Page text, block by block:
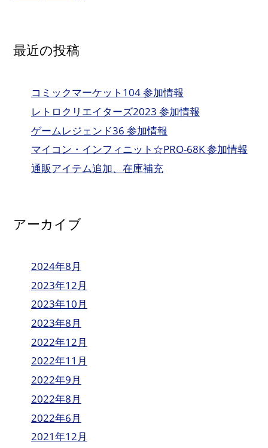
最近の投稿
コミックマーケット104 参加情報
レトロクリエイターズ2023 参加情報
ゲームレジェンド36 参加情報
マイコン・インフィニット☆PRO-68K 参加情報
通販アイテム追加、在庫補充
アーカイブ
2024年8月
2023年12月
2023年10月
2023年8月
2022年12月
2022年11月
2022年9月
2022年8月
2022年6月
2021年12月